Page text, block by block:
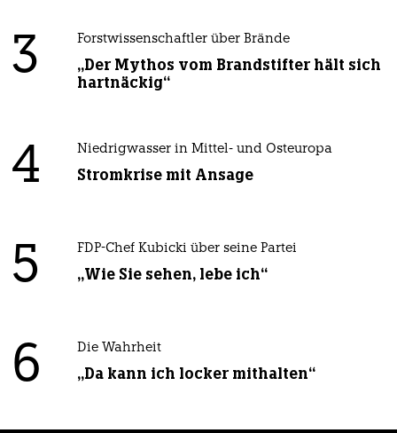
3 Forstwissenschaftler über Brände
„Der Mythos vom Brandstifter hält sich
hartnäckig“
4 Niedrigwasser in Mittel- und Osteuropa
Stromkrise mit Ansage
5 FDP-Chef Kubicki über seine Partei
„Wie Sie sehen, lebe ich“
6 Die Wahrheit
„Da kann ich locker mithalten“